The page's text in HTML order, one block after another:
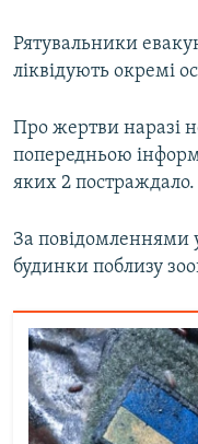
Рятувальники
ліквідують окремі
Про жертви наразі
попередньою
яких 2 постраждало.
За
будинки поблизу